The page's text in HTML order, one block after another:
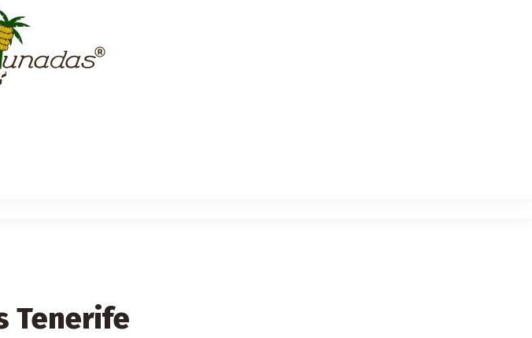
Tenerife